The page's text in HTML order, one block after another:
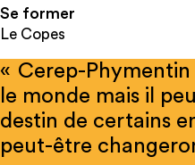
Se former
Le Copes
« Cerep-
le monde mais il
destin de certains
peut-être